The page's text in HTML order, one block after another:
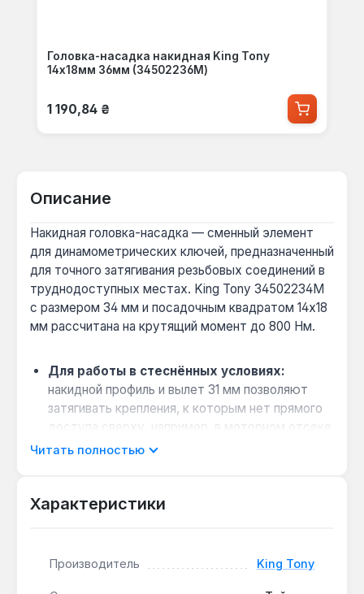
Головка-насадка накидная King Tony
14x18мм 36мм (34502236M)
Обычная цена:
1 190,84 ₴
Описание
Накидная головка-насадка — сменный элемент
для динамометрических ключей, предназначенный
для точного затягивания резьбовых соединений в
труднодоступных местах. King Tony 34502234M
с размером 34 мм и посадочным квадратом 14x18
мм рассчитана на крутящий момент до 800 Нм.
Для работы в стеснённых условиях:
накидной профиль и вылет 31 мм позволяют
затягивать крепления, к которым нет прямого
доступа сверху, например, в моторном отсеке
или под кузовом.
углом — накидная конструкция обеспечивает
ключами:посадочный размер 14x18 мм
Читать полностью
Характеристики
Производитель King Tony